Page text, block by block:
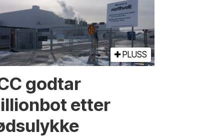
PLUSS
godtar
etter